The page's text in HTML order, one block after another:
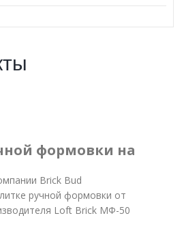
формовки на
Brick Bud
ручной формовки от
Loft Brick МФ-50